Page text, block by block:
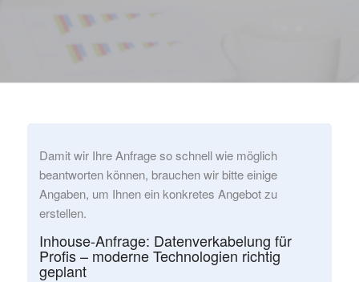
Damit wir Ihre Anfrage so schnell wie möglich
beantworten können, brauchen wir bitte einige
Angaben, um Ihnen ein konkretes Angebot zu
erstellen.
Inhouse-Anfrage: Datenverkabelung für
Profis – moderne Technologien richtig
geplant